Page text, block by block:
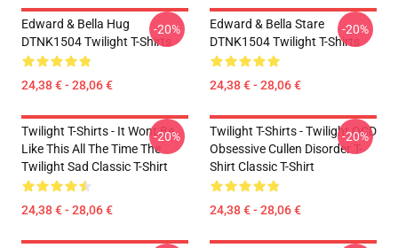
Edward & Bella Hug
DTNK1504 Twilight T-Shirts
24,38 € - 28,06 €
-20%
Edward & Bella Stare
DTNK1504 Twilight T-Shirts
24,38 € - 28,06 €
-20%
Twilight T-Shirts - It Wont Be
Like This All The Time The
Twilight Sad Classic T-Shirt
24,38 € - 28,06 €
-20%
Twilight T-Shirts - Twilight OCD
Obsessive Cullen Disorder T-
Shirt Classic T-Shirt
24,38 € - 28,06 €
-20%